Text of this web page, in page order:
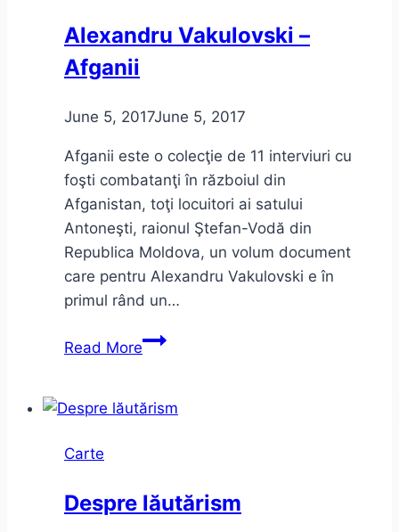
Alexandru Vakulovski –
Afganii
June 5, 2017June 5, 2017
Afganii este o colecţie de 11 interviuri cu
foşti combatanţi în războiul din
Afganistan, toţi locuitori ai satului
Antoneşti, raionul Ştefan-Vodă din
Republica Moldova, un volum document
care pentru Alexandru Vakulovski e în
primul rând un…
Read MoreAlexandru
Afganii
Carte
Despre lăutărism